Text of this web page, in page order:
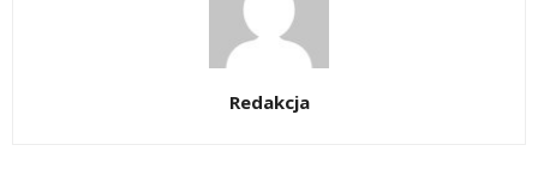
Redakcja